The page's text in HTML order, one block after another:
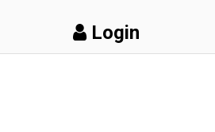
Login